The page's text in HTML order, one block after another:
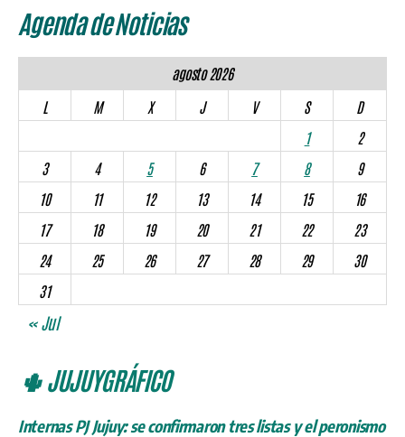
Agenda de Noticias
agosto 2026
L
M X J V S
D
1
2
3
4 5 6 7 8
9
10
11 12 13 14 15
16
17
18 19 20 21 22
23
24
25 26 27 28 29
30
31
« Jul
🌵 JUJUYGRÁFICO
Internas PJ Jujuy: se confirmaron tres listas y el peronismo